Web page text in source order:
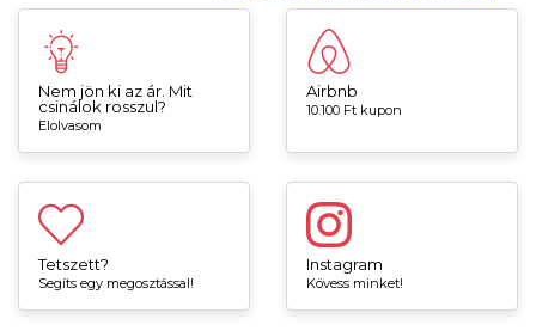
Nem jön ki az ár. Mit
csinálok rosszul?
Elolvasom
Airbnb
10.100 Ft kupon
Tetszett?
Segíts egy megosztással!
Instagram
Kövess minket!